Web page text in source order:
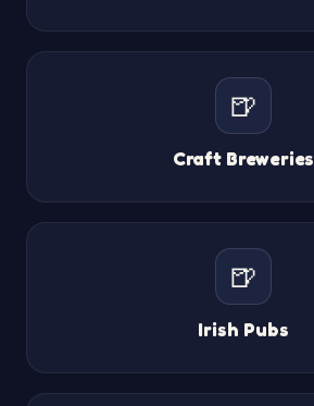
🍺
Craft Breweries
🍺
Irish Pubs